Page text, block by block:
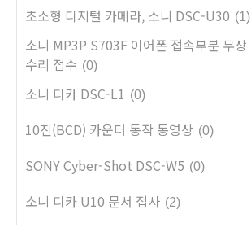
초소형 디지털 카메라, 소니 DSC-U30 (1)
소니 MP3P S703F 이어폰 접속부분 무상
수리 접수 (0)
소니 디카 DSC-L1 (0)
10진(BCD) 카운터 동작 동영상 (0)
SONY Cyber-Shot DSC-W5 (0)
소니 디카 U10 문서 접사 (2)